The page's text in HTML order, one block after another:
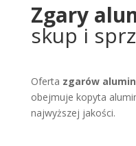
Zgary
skup i
Oferta zgarów
obejmuje kopyta
najwyższej jakości.